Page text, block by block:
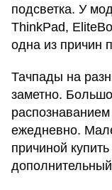
подсветка. У
ThinkPad,
одна из причин
Тачпады на
заметно.
ежедневно.
причиной